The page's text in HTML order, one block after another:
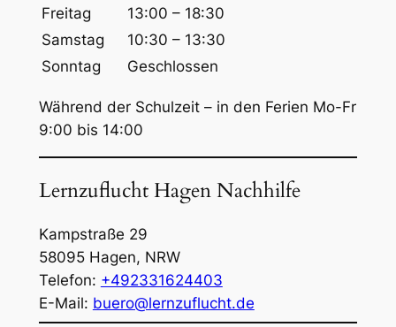
Freitag
13:00 – 18:30
Samstag
10:30 – 13:30
Sonntag
Geschlossen
Während der Schulzeit – in den Ferien Mo-Fr
9:00 bis 14:00
Lernzuflucht Hagen Nachhilfe
Kampstraße 29
58095Hagen, NRW
Telefon: +492331624403
E-Mail: buero@lernzuflucht.de